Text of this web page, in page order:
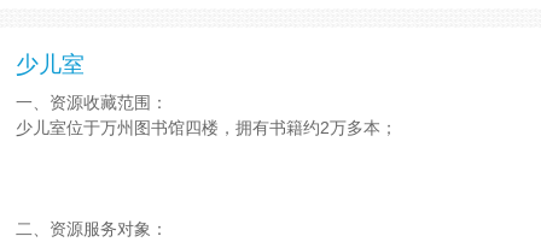
少儿室
一、资源收藏范围：
少儿室位于万州图书馆四楼，拥有书籍约2万多本；
二、资源服务对象：